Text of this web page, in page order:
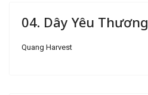
04. Dây Yêu Thương
Quang Harvest